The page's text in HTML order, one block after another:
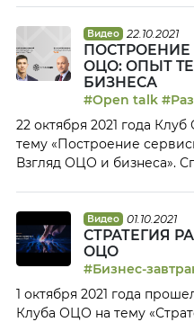
Видео 22.10.2021
ОЦО: ОПЫТ
БИЗНЕСА
#Open talk
22 октября 2021 года
тему «Построение
Взгляд ОЦО и бизнеса».
«Урал», Tele2; Маргарита
корпоративной
финансовый
крупнейших российских
компаний (Big 4). […]
Видео 01.10.2021
СТРАТЕГИЯ
ОЦО
#Бизнес-
1 октября 2021 года
Клуба ОЦО на тему